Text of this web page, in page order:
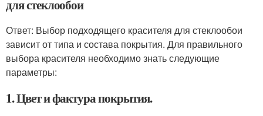
для стеклообои
Ответ: Выбор подходящего красителя для стеклообои
зависит от типа и состава покрытия. Для правильного
выбора красителя необходимо знать следующие
параметры:
1. Цвет и фактура покрытия.